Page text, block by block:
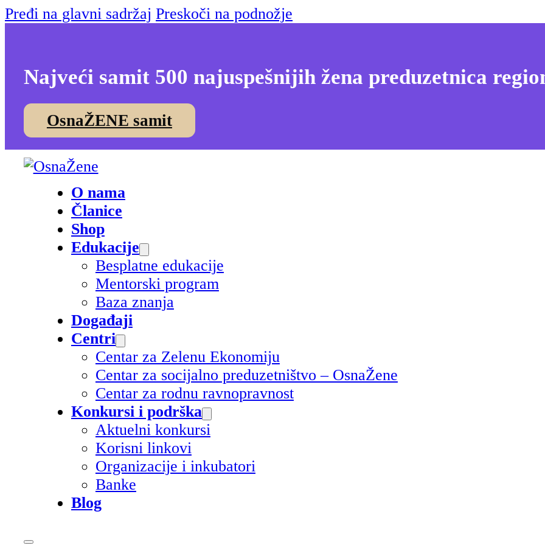
Pređi na glavni sadržaj Preskoči na podnožje
Najveći samit 500 najuspešnijih žena preduzetnica
OsnaŽENE samit
O nama
Članice
Shop
Edukacije
Besplatne edukacije
Mentorski program
Baza znanja
Događaji
Centri
Centar za Zelenu Ekonomiju
Centar za socijalno preduzetništvo – OsnaŽene
Centar za rodnu ravnopravnost
Konkursi i podrška
Aktuelni konkursi
Korisni linkovi
Organizacije i inkubatori
Banke
Blog